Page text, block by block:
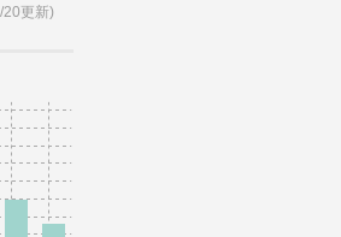
20更新)